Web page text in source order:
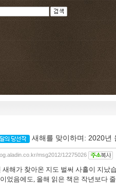
새해를 맞이하며: 2020년
msg2012/12275026
새해가 찾아온 지도 벌써 사흘이 지났
었음에도, 올해 읽은 책은 작년보다